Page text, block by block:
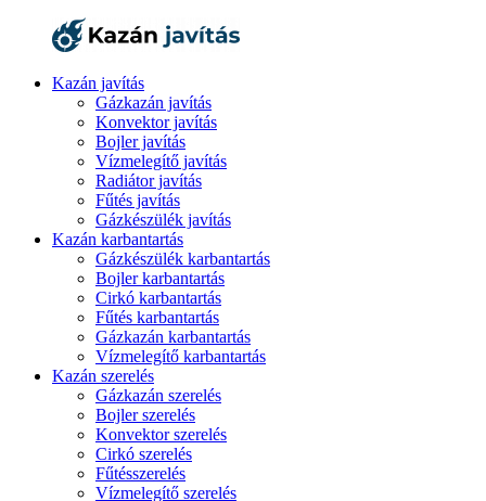
Kazán javítás
Gázkazán javítás
Konvektor javítás
Bojler javítás
Vízmelegítő javítás
Radiátor javítás
Fűtés javítás
Gázkészülék javítás
Kazán karbantartás
Gázkészülék karbantartás
Bojler karbantartás
Cirkó karbantartás
Fűtés karbantartás
Gázkazán karbantartás
Vízmelegítő karbantartás
Kazán szerelés
Gázkazán szerelés
Bojler szerelés
Konvektor szerelés
Cirkó szerelés
Fűtésszerelés
Vízmelegítő szerelés